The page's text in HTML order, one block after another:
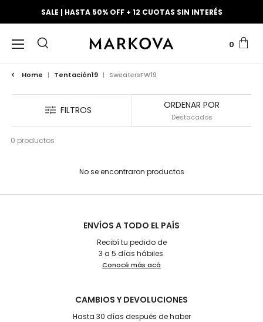
ENVÍO GRATIS A PARTIR DE $250,000
0
Home | Tentación19 | SweatersFW19
FILTROS ORDENAR POR
0 productos
No se encontraron productos
ENVÍOS A TODO EL PAÍS
Recibí tu pedido de
3 a 5 días hábiles.
Conocé más acá
CAMBIOS Y DEVOLUCIONES
Hasta 30 días después de haber